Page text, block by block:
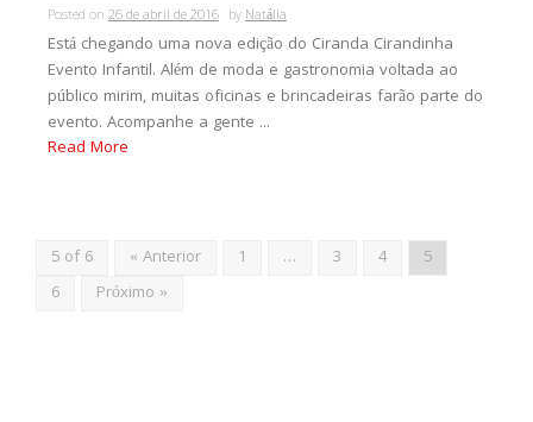
Posted on 26 de abril de 2016 byNatália
Está chegando uma nova edição do Ciranda Cirandinha
Evento Infantil. Além de moda e gastronomia voltada ao
público mirim, muitas oficinas e brincadeiras farão parte do
evento. Acompanhe a gente ...
Read More
5 of 6 « Anterior 1 … 3 4
5
6
Próximo »